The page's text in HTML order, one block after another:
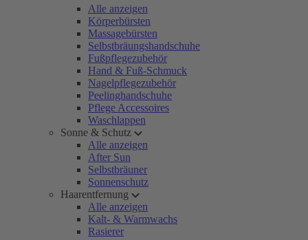
Alle anzeigen
Körperbürsten
Massagebürsten
Selbstbräungshandschuhe
Fußpflegezubehör
Hand & Fuß-Schmuck
Nagelpflegezubehör
Peelinghandschuhe
Pflege Accessoires
Waschlappen
Sonne & Schutz
Alle anzeigen
After Sun
Selbstbräuner
Sonnenschutz
Haarentfernung
Alle anzeigen
Kalt- & Warmwachs
Rasierer